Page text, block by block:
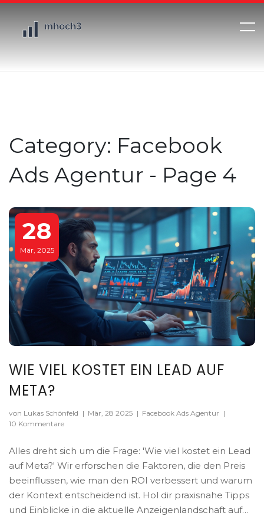
Category: Facebook
Ads Agentur - Page 4
28
Mär, 2025
WIE VIEL KOSTET EIN LEAD AUF
META?
von Lukas Schönfeld | Mär, 28 2025 | Facebook Ads Agentur |
10 Kommentare
Alles dreht sich um die Frage: 'Wie viel kostet ein Lead
auf Meta?' Wir erforschen die Faktoren, die den Preis
beeinflussen, wie man den ROI verbessert und warum
der Kontext entscheidend ist. Hol dir praxisnahe Tipps
und Einblicke in die aktuelle Anzeigenlandschaft auf